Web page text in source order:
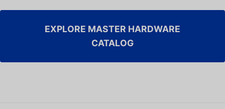
EXPLORE MASTER HARDWARE
CATALOG